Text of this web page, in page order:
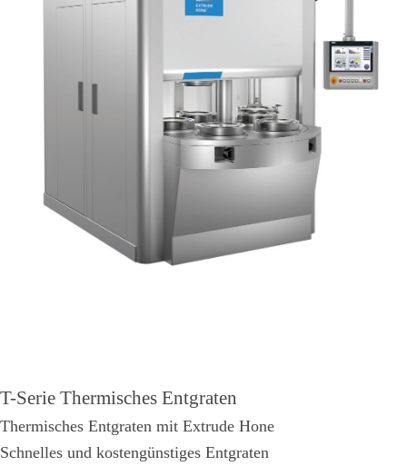
T-Serie Thermisches Entgraten
Thermisches Entgraten mit Extrude Hone
Schnelles und kostengünstiges Entgraten